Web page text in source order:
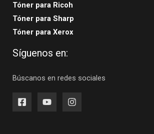
Tóner para Ricoh
Tóner para Sharp
Tóner para Xerox
Síguenos en:
Búscanos en redes sociales